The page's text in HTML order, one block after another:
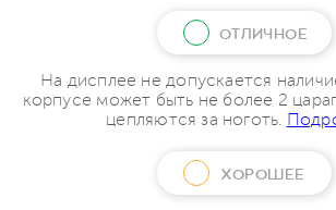
ОТЛИЧНОЕ
На дисплее не допускается
корпусе может быть не более 2
цепляются за ноготь.
ХОРОШЕЕ